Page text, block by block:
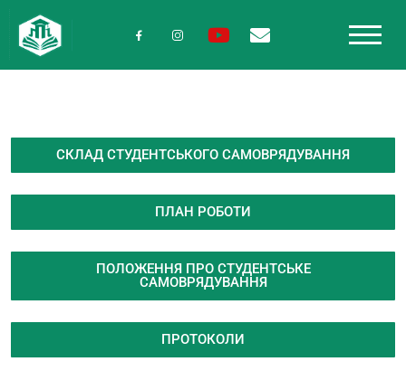
СКЛАД СТУДЕНТСЬКОГО САМОВРЯДУВАННЯ
ПЛАН РОБОТИ
ПОЛОЖЕННЯ ПРО СТУДЕНТСЬКЕ
САМОВРЯДУВАННЯ
ПРОТОКОЛИ